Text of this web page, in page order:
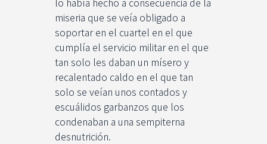
miseria que se veía obligado a
soportar en el cuartel en el que
cumplía el servicio militar en el que
tan solo les daban un mísero y
recalentado caldo en el que tan
solo se veían unos contados y
escuálidos garbanzos que los
condenaban a una sempiterna
desnutrición.